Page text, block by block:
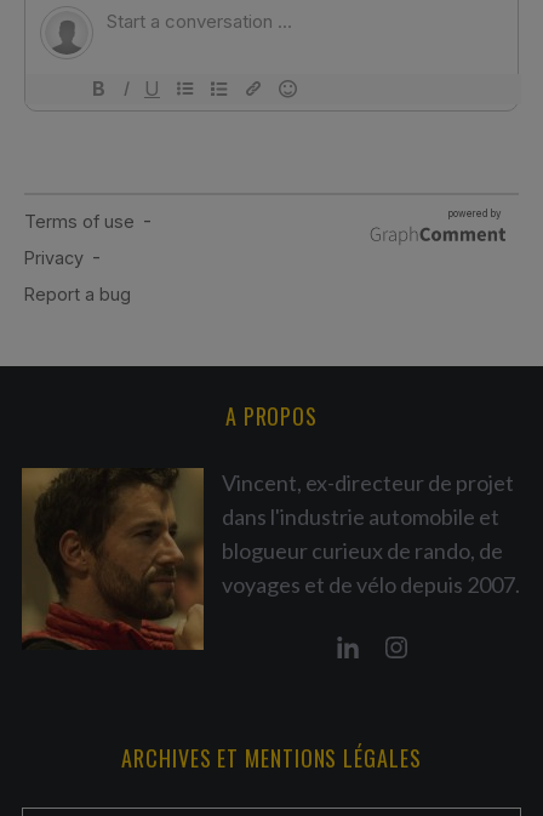
A PROPOS
Vincent, ex-directeur de projet
dans l'industrie automobile et
blogueur curieux de rando, de
voyages et de vélo depuis 2007.
ARCHIVES ET MENTIONS LÉGALES